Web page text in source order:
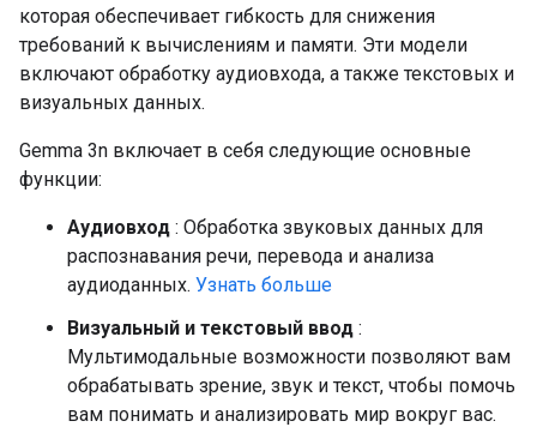
которая обеспечивает гибкость для снижения
требований к вычислениям и памяти. Эти модели
включают обработку аудиовхода, а также текстовых и
визуальных данных.
Gemma 3n включает в себя следующие основные
функции:
Аудиовход : Обработка звуковых данных для
распознавания речи, перевода и анализа
аудиоданных. Узнать больше
Визуальный и текстовый ввод :
Мультимодальные возможности позволяют вам
обрабатывать зрение, звук и текст, чтобы помочь
вам понимать и анализировать мир вокруг вас.